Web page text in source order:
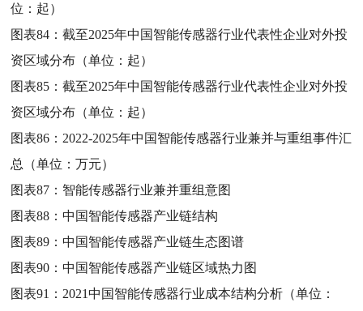
位：起）
图表84：截至2025年中国智能传感器行业代表性企业对外投
资区域分布（单位：起）
图表85：截至2025年中国智能传感器行业代表性企业对外投
资区域分布（单位：起）
图表86： 2022-2025年中国智能传感器行业兼并与重组事件汇
总（单位：万元）
图表87： 智能传感器行业兼并重组意图
图表88：中国智能传感器产业链结构
图表89：中国智能传感器产业链生态图谱
图表90：中国智能传感器产业链区域热力图
图表91： 2021中国智能传感器行业成本结构分析（单位：